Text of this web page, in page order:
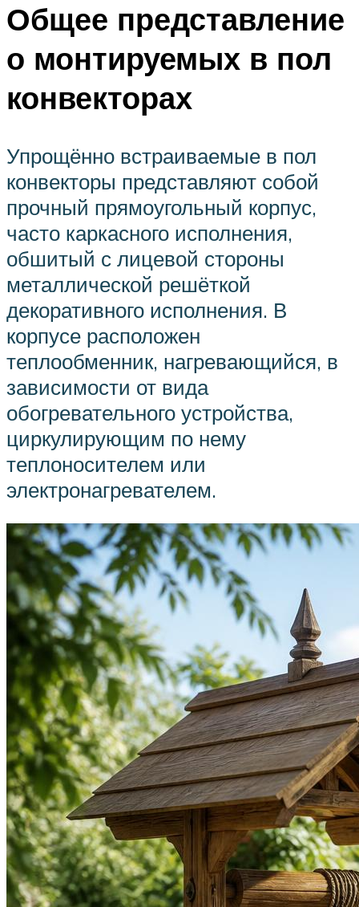
Общее представление
о монтируемых в пол
конвекторах
Упрощённо встраиваемые в пол
конвекторы представляют собой
прочный прямоугольный корпус,
часто каркасного исполнения,
обшитый с лицевой стороны
металлической решёткой
декоративного исполнения. В
корпусе расположен
теплообменник, нагревающийся, в
зависимости от вида
обогревательного устройства,
циркулирующим по нему
теплоносителем или
электронагревателем.